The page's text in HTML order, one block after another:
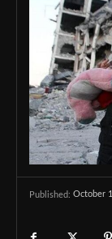
Published: October